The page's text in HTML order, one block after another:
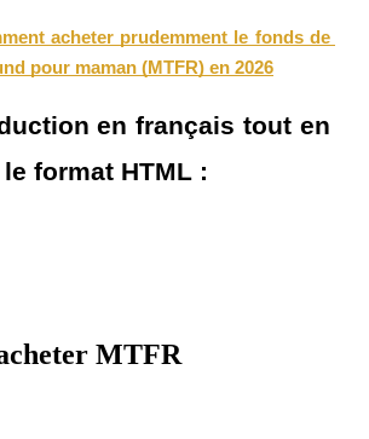
prize pool
acheter prudemment le fonds de
pour maman (MTFR) en 2026
en français tout en
format HTML :
MTFR